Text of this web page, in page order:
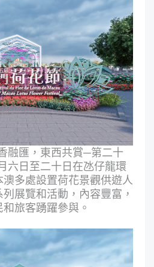
融匯，東西共賞─第二十
六日至二十日在氹仔龍環
多處設置荷花景觀供遊人
展覽和活動，內容豐富，
旅客踴躍參與。